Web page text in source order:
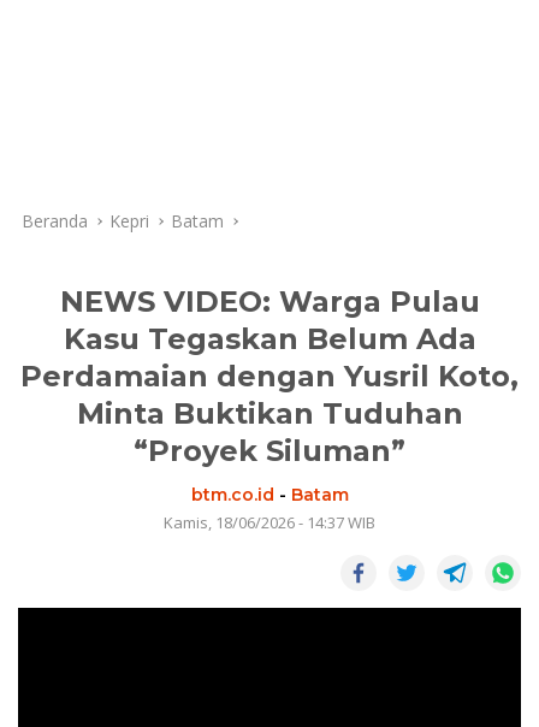
Beranda Kepri Batam
NEWS VIDEO: Warga Pulau
Kasu Tegaskan Belum Ada
Perdamaian dengan Yusril Koto,
Minta Buktikan Tuduhan
“Proyek Siluman”
btm.co.id - Batam
Kamis, 18/06/2026 - 14:37 WIB